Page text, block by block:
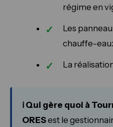
régime en
Les
chauffe-
La
ℹ️ Qui gère quoi à
ORESest le